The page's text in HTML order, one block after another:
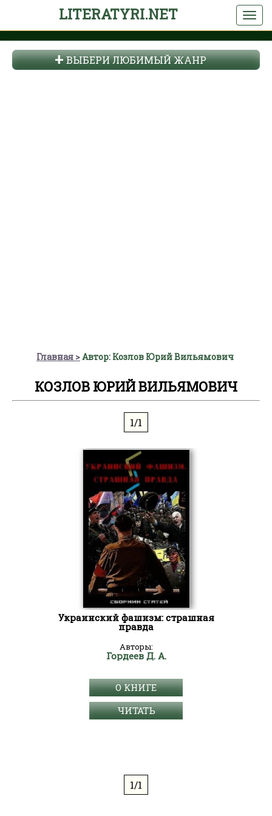
LITERATYRI.NET
ВЫБЕРИ ЛЮБИМЫЙ ЖАНР
Главная Автор: Козлов Юрий Вильямович
КОЗЛОВ ЮРИЙ ВИЛЬЯМОВИЧ
1/1
Украинский фашизм: страшная
правда
Авторы:
Гордеев Д. А.
О КНИГЕ
ЧИТАТЬ
1/1